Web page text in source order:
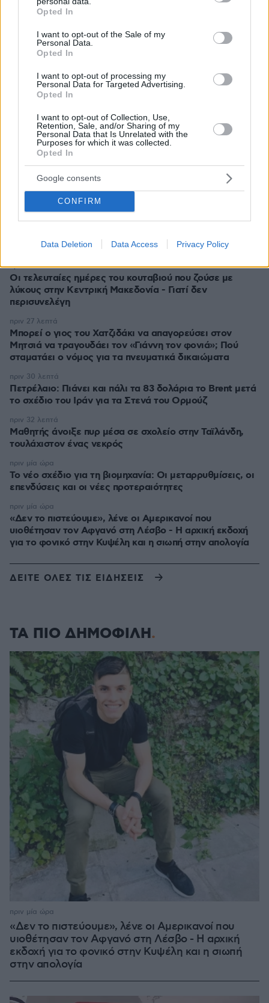
grant or deny consent to Google and its third-party tags to
use your data for below specified purposes in below Google
consent section.
Opted In
I want to opt-out of the Sale of my
Personal Data.
Opted In
I want to opt-out of processing my
Personal Data for Targeted Advertising.
Opted In
I want to opt-out of Collection, Use,
Retention, Sale, and/or Sharing of my
Personal Data that Is Unrelated with the
Purposes for which it was collected.
Opted In
Google consents
CONFIRM
Data Deletion Data Access Privacy Policy
ΡΟΗ ΕΙΔΗΣΕΩΝ
πριν 9 λεπτά
Κόκκινο κρέας: Αυξάνει κατά 49% τον κίνδυνο διαβήτη
– Με τι να το αντικαταστήσετε
πριν 9 λεπτά
Γονικές παροχές: Οι παγίδες στις μεταφορές χρημάτων
που μπορεί να κοστίσουν σε φόρο
πριν 11 λεπτά
Συγκλονιστικό βίντεο από χειρουργείο την ώρα του
δύο προσπάθησαν να προστατεύσουν τον ασθενή
πριν 19 λεπτά
Οι τελευταίες ημέρες του κουταβιού που ζούσε με
λύκους στην Κεντρική Μακεδονία - Γιατί δεν
περισυνελέγη
πριν 25 λεπτά
Μπορεί ο γιος του Χατζιδάκι να απαγορεύσει στον
Μητσιά να τραγουδάει τον «Γιάννη τον φονιά»; Πού
σταματάει ο νόμος για τα πνευματικά δικαιώματα
πριν 27 λεπτά
Πετρέλαιο: Πιάνει και πάλι τα 83 δολάρια το Brent μετά
το σχέδιο του Ιράν για τα Στενά του Ορμούζ
πριν 30 λεπτά
Μαθητής άνοιξε πυρ μέσα σε σχολείο στην Ταϊλάνδη,
τουλάχιστον ένας νεκρός
πριν 32 λεπτά
Το νέο σχέδιο για τη βιομηχανία: Οι μεταρρυθμίσεις, οι
επενδύσεις και οι νέες προτεραιότητες
πριν μία ώρα
«Δεν το πιστεύουμε», λένε οι Αμερικανοί που
υιοθέτησαν τον Αφγανό στη Λέσβο - Η αρχική εκδοχή
για το φονικό στην Κυψέλη και η σιωπή στην απολογία
πριν μία ώρα
ΔΕΙΤΕ ΟΛΕΣ ΤΙΣ ΕΙΔΗΣΕΙΣ
ΤΑ ΠΙΟ ΔΗΜΟΦΙΛΗ
«Δεν το πιστεύουμε», λένε οι Αμερικανοί που
υιοθέτησαν τον Αφγανό στη Λέσβο - Η αρχική
εκδοχή για το φονικό στην Κυψέλη και η σιωπή
στην απολογία
πριν μία ώρα